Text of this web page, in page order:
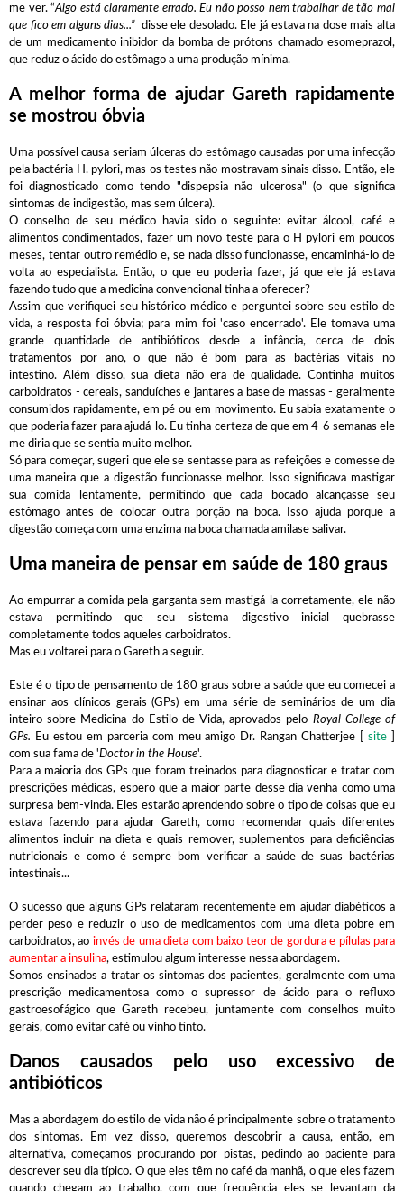
me ver. “Algo está claramente errado. Eu não posso nem trabalhar de tão mal
que fico em alguns dias...” disse ele desolado. Ele já estava na dose mais alta
de um medicamento inibidor da bomba de prótons chamado esomeprazol,
que reduz o ácido do estômago a uma produção mínima.
A melhor forma de ajudar Gareth rapidamente
se mostrou óbvia
Uma possível causa seriam úlceras do estômago causadas por uma infecção
pela bactéria H. pylori, mas os testes não mostravam sinais disso. Então, ele
foi diagnosticado como tendo "dispepsia não ulcerosa" (o que significa
sintomas de indigestão, mas sem úlcera).
O conselho de seu médico havia sido o seguinte: evitar álcool, café e
alimentos condimentados, fazer um novo teste para o H pylori em poucos
meses, tentar outro remédio e, se nada disso funcionasse, encaminhá-lo de
volta ao especialista. Então, o que eu poderia fazer, já que ele já estava
fazendo tudo que a medicina convencional tinha a oferecer?
Assim que verifiquei seu histórico médico e perguntei sobre seu estilo de
vida, a resposta foi óbvia; para mim foi 'caso encerrado'. Ele tomava uma
grande quantidade de antibióticos desde a infância, cerca de dois
tratamentos por ano, o que não é bom para as bactérias vitais no
intestino. Além disso, sua dieta não era de qualidade. Continha muitos
carboidratos - cereais, sanduíches e jantares a base de massas - geralmente
consumidos rapidamente, em pé ou em movimento. Eu sabia exatamente o
que poderia fazer para ajudá-lo. Eu tinha certeza de que em 4-6 semanas ele
me diria que se sentia muito melhor.
Só para começar, sugeri que ele se sentasse para as refeições e comesse de
uma maneira que a digestão funcionasse melhor. Isso significava mastigar
sua comida lentamente, permitindo que cada bocado alcançasse seu
estômago antes de colocar outra porção na boca. Isso ajuda porque a
digestão começa com uma enzima na boca chamada amilase salivar.
Uma maneira de pensar em saúde de 180 ​​graus
Ao empurrar a comida pela garganta sem mastigá-la corretamente, ele não
estava permitindo que seu sistema digestivo inicial quebrasse
completamente todos aqueles carboidratos.
Mas eu voltarei para o Gareth a seguir.
Este é o tipo de pensamento de 180 ​​graus sobre a saúde que eu comecei a
ensinar aos clínicos gerais (GPs) em uma série de seminários de um dia
inteiro sobre Medicina do Estilo de Vida, aprovados pelo Royal College of
GPs. Eu estou em parceria com meu amigo Dr. Rangan Chatterjee [site
com sua fama de 'Doctor in the House'.
Para a maioria dos GPs que foram treinados para diagnosticar e tratar com
prescrições médicas, espero que a maior parte desse dia venha como uma
surpresa bem-vinda. Eles estarão aprendendo sobre o tipo de coisas que eu
estava fazendo para ajudar Gareth, como recomendar quais diferentes
alimentos incluir na dieta e quais remover, suplementos para deficiências
nutricionais e como é sempre bom verificar a saúde de suas bactérias
intestinais...
O sucesso que alguns GPs relataram recentemente em ajudar diabéticos a
perder peso e reduzir o uso de medicamentos com uma dieta pobre em
carboidratos, ao invés de uma dieta com baixo teor de gordura e pílulas para
aumentar a insulina, estimulou algum interesse nessa abordagem.
Somos ensinados a tratar os sintomas dos pacientes, geralmente com uma
prescrição medicamentosa como o supressor de ácido para o refluxo
gastroesofágico que Gareth recebeu, juntamente com conselhos muito
gerais, como evitar café ou vinho tinto.
Danos causados ​​pelo uso excessivo de
antibióticos
Mas a abordagem do estilo de vida não é principalmente sobre o tratamento
dos sintomas. Em vez disso, queremos descobrir a causa, então, em
alternativa, começamos procurando por pistas, pedindo ao paciente para
descrever seu dia típico. O que eles têm no café da manhã, o que eles fazem
quando chegam ao trabalho, com que frequência eles se levantam da